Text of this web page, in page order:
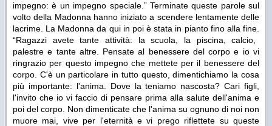
impegno: è un impegno speciale.” Terminate queste parole sul
volto della Madonna hanno iniziato a scendere lentamente delle
lacrime. La Madonna da qui in poi è stata in pianto fino alla fine.
“Ragazzi avete tante attività: la scuola, la piscina, calcio,
palestre e tante altre. Pensate al benessere del corpo e io vi
ringrazio per questo impegno che mettete per il benessere del
corpo. C'è un particolare in tutto questo, dimentichiamo la cosa
più importante: l'anima. Dove la teniamo nascosta? Cari figli,
l'invito che io vi faccio di pensare prima alla salute dell'anima e
poi del corpo. Non dimenticate che l'anima su ognuno di noi non
muore mai, vive per l'eternità e vi prego riflettete su queste